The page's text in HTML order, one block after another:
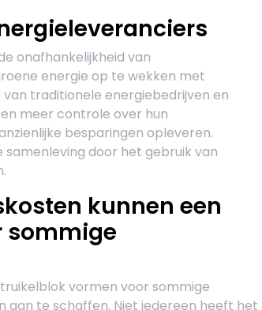
onafhankelijkheid van
energie op te wekken met
traditionele energiebedrijven en
meer controle over hun
besparingen opleveren.
door het gebruik van
kunnen een
sommige
vormen voor sommige
aan te schaffen. Niet iedereen heeft het